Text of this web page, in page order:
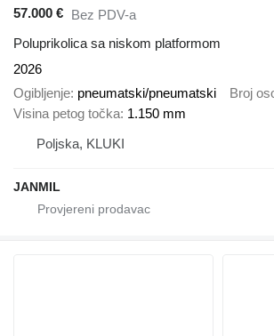
57.000 € Bez PDV-a
Poluprikolica sa niskom platformom
2026
Ogibljenje pneumatski/pneumatski Broj
Visina petog točka 1.150 mm
Poljska, KLUKI
JANMIL